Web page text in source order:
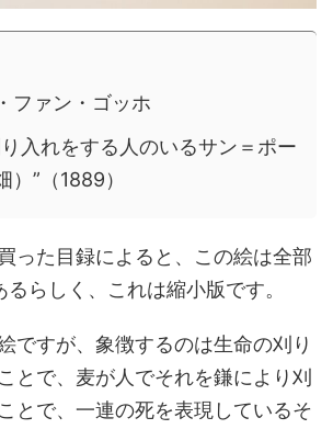
ファン・ゴッホ
入れをする人のいるサン＝ポー
）”（1889）
った目録によると、この絵は全部
らしく、これは縮小版です。
ですが、象徴するのは生命の刈り
とで、麦が人でそれを鎌により刈
とで、一連の死を表現しているそ